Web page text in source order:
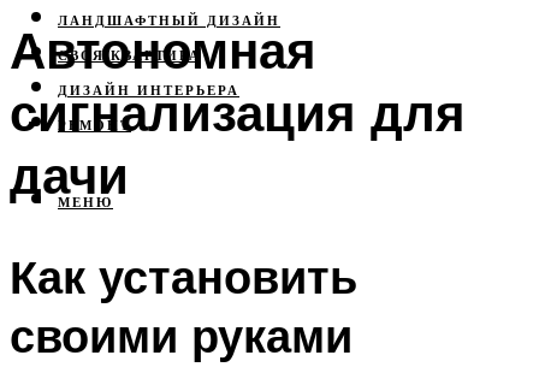
ЛАНДШАФТНЫЙ ДИЗАЙН
СВОЯ КВАРТИРА
ДИЗАЙН ИНТЕРЬЕРА
РЕМОНТ
МЕНЮ
Автономная
сигнализация для
дачи
Как установить
своими руками